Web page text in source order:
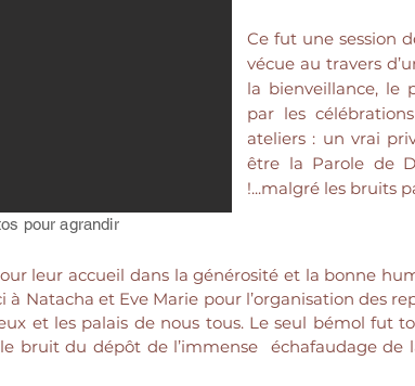
Ce fut une session
vécue au travers
la bienveillance, le
par les
ateliers : un vrai
être la Parole de
!...malgré les bruits
pour agrandir
leur accueil dans la générosité et la bonne
à Natacha et Eve Marie pour l’organisation des
et les palais de nous tous. Le seul bémol fut
bruit du dépôt de l’immense échafaudage de